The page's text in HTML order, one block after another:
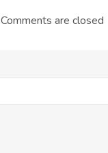
Comments are closed